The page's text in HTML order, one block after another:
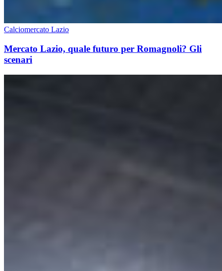
Calciomercato Lazio
Mercato Lazio, quale futuro per Romagnoli? Gli
scenari